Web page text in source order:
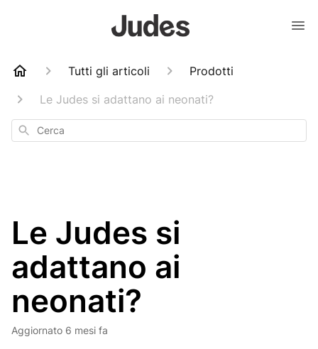
Tutti gli articoli
Prodotti
Le Judes si adattano ai neonati?
Cerca
Le Judes si
adattano ai
neonati?
Aggiornato 6 mesi fa